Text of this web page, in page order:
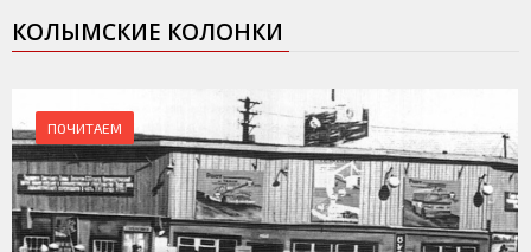
КОЛЫМСКИЕ КОЛОНКИ
ПОЧИТАЕМ